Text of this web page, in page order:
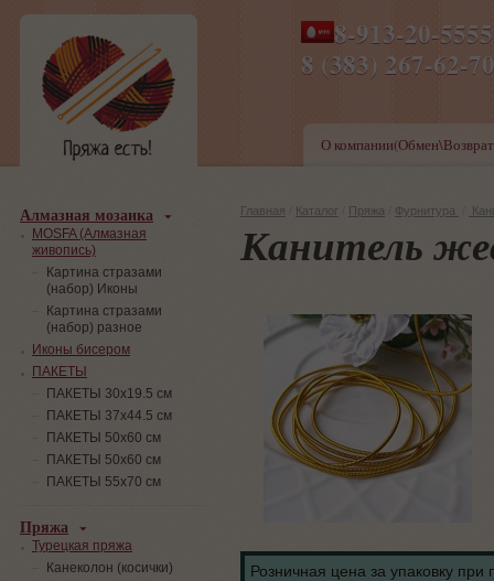
8-913-20-
8 (383) 267-
ПН-ПТ 8-17,СБ-ВС 9-
О
Главная Каталог Пряжа Фурнитура
Канитель
Розничная цена за упаковку при
Алмазная мозаика
MOSFA (Алмазная
живопись)
Картина стразами
(набор) Иконы
Картина стразами
(набор) разное
Иконы бисером
ПАКЕТЫ
ПАКЕТЫ 30х19.5 см
ПАКЕТЫ 37х44.5 см
ПАКЕТЫ 50х60 см
ПАКЕТЫ 50х60 см
ПАКЕТЫ 55х70 см
Пряжа
Турецкая пряжа
Канеколон (косички)